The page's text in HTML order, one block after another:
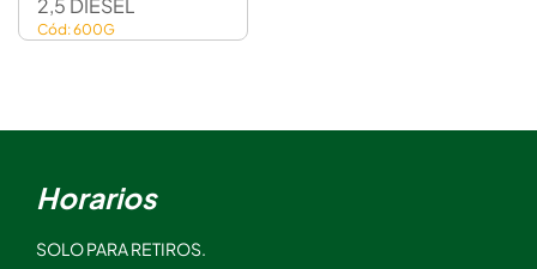
2,5 DIESEL
Cód: 600G
Horarios
SOLO PARA RETIROS.